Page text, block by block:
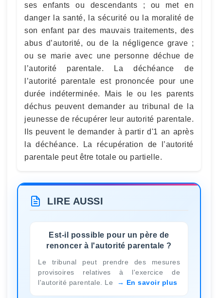
ses enfants ou descendants ; ou met en
danger la santé, la sécurité ou la moralité de
son enfant par des mauvais traitements, des
abus d’autorité, ou de la négligence grave ;
ou se marie avec une personne déchue de
l’autorité parentale. La déchéance de
l’autorité parentale est prononcée pour une
durée indéterminée. Mais le ou les parents
déchus peuvent demander au tribunal de la
jeunesse de récupérer leur autorité parentale.
Ils peuvent le demander à partir d'1 an après
la déchéance. La récupération de l’autorité
parentale peut être totale ou partielle.
LIRE AUSSI
Est-il possible pour un père de
renoncer à l'autorité parentale ?
Le tribunal peut prendre des mesures
provisoires relatives à l'exercice de
l'autorité parentale. Le
En savoir plus